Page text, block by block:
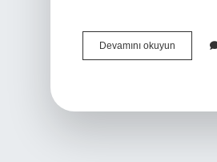
Devamını okuyun Özütleme
Yöntemi